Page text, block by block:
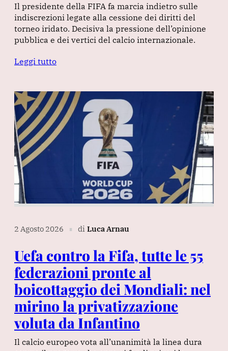
Il presidente della FIFA fa marcia indietro sulle
indiscrezioni legate alla cessione dei diritti del
torneo iridato. Decisiva la pressione dell’opinione
pubblica e dei vertici del calcio internazionale.
Leggi tutto
2 Agosto 2026 ∎ di Luca Arnau
Uefa contro la Fifa, tutte le 55
federazioni pronte al
boicottaggio dei Mondiali: nel
mirino la privatizzazione
voluta da Infantino
Il calcio europeo vota all’unanimità la linea dura